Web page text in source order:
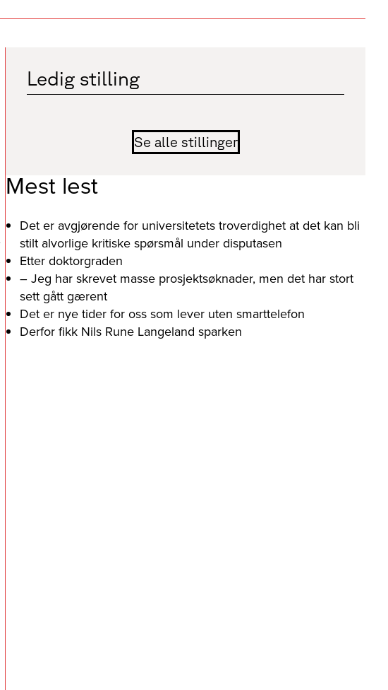
Ledig stilling
Se alle stillinger
Mest lest
Det er avgjørende for universitetets troverdighet at det kan bli
stilt alvorlige kritiske spørsmål under disputasen
Etter doktorgraden
– Jeg har skrevet masse prosjektsøknader, men det har stort
sett gått gærent
Det er nye tider for oss som lever uten smarttelefon
Derfor fikk Nils Rune Langeland sparken